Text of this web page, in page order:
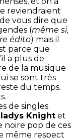
reviendraient
vous dire que
(même si,
édito) mais il
parce que
a plus de
de la musique
se sont très
du temps.
de singles
Knight et
noire pop de ces
même respect